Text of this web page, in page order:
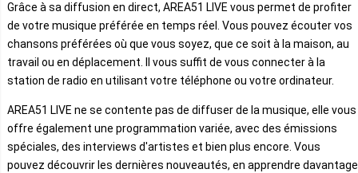
Grâce à sa diffusion en direct, AREA51 LIVE vous permet de profiter
de votre musique préférée en temps réel. Vous pouvez écouter vos
chansons préférées où que vous soyez, que ce soit à la maison, au
travail ou en déplacement. Il vous suffit de vous connecter à la
station de radio en utilisant votre téléphone ou votre ordinateur.
AREA51 LIVE ne se contente pas de diffuser de la musique, elle vous
offre également une programmation variée, avec des émissions
spéciales, des interviews d'artistes et bien plus encore. Vous
pouvez découvrir les dernières nouveautés, en apprendre davantage